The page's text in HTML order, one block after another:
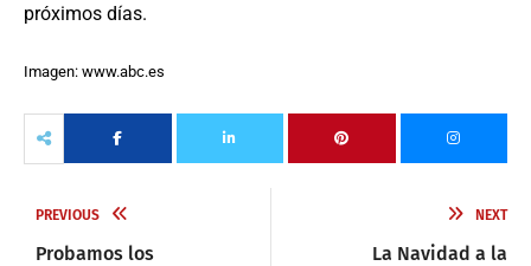
próximos días.
Imagen: www.abc.es
PREVIOUS
Probamos los
NEXT
La Navidad a la